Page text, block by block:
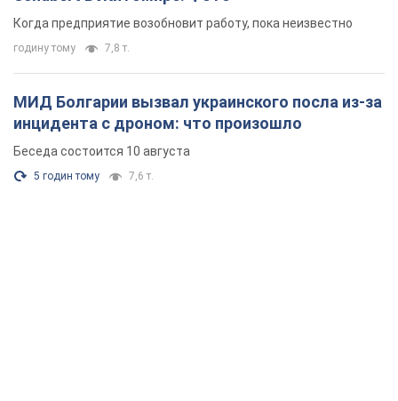
Когда предприятие возобновит работу, пока неизвестно
годину тому 7,8 т.
МИД Болгарии вызвал украинского посла из-за
инцидента с дроном: что произошло
Беседа состоится 10 августа
5 годин тому 7,6 т.